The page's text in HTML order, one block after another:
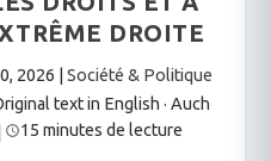
DROITE
2026
Société & Politique
text in English · Auch
15 minutes de lecture